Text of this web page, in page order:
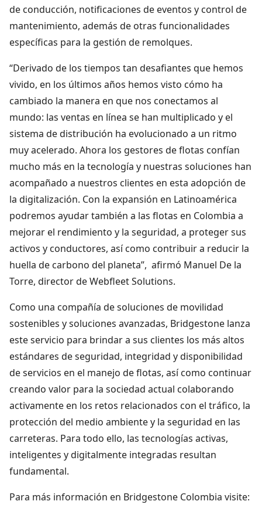
de conducción, notificaciones de eventos y control de
mantenimiento, además de otras funcionalidades
específicas para la gestión de remolques.
“Derivado de los tiempos tan desafiantes que hemos
vivido, en los últimos años hemos visto cómo ha
cambiado la manera en que nos conectamos al
mundo: las ventas en línea se han multiplicado y el
sistema de distribución ha evolucionado a un ritmo
muy acelerado. Ahora los gestores de flotas confían
mucho más en la tecnología y nuestras soluciones han
acompañado a nuestros clientes en esta adopción de
la digitalización. Con la expansión en Latinoamérica
podremos ayudar también a las flotas en Colombia a
mejorar el rendimiento y la seguridad, a proteger sus
activos y conductores, así como contribuir a reducir la
huella de carbono del planeta”, afirmó Manuel De la
Torre, director de Webfleet Solutions.
Como una compañía de soluciones de movilidad
sostenibles y soluciones avanzadas, Bridgestone lanza
este servicio para brindar a sus clientes los más altos
estándares de seguridad, integridad y disponibilidad
de servicios en el manejo de flotas, así como continuar
creando valor para la sociedad actual colaborando
activamente en los retos relacionados con el tráfico, la
protección del medio ambiente y la seguridad en las
carreteras. Para todo ello, las tecnologías activas,
inteligentes y digitalmente integradas resultan
fundamental.
Para más información en Bridgestone Colombia visite: